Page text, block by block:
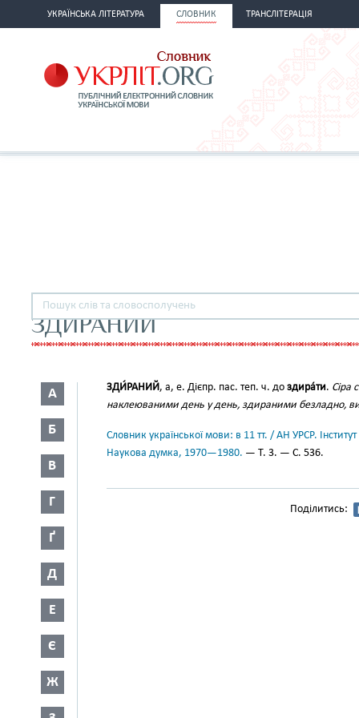
УКРАЇНСЬКА ЛІТЕРАТУРА СЛОВНИК ТРАНСЛІТЕРАЦІЯ
ЗДИРАНИЙ
А
Б
В
Г
Ґ
Д
Е
Є
Ж
ЗДИ́РАНИЙ, а, е. Дієпр. пас. теп. ч. до здира́ти. Сіра
наклеюваними день у день, здираними безладно,
Словник української мови: в 11 тт. / АН УРСР.
Наукова думка, 1970—1980. — Т. 3. — С. 536.
Поділитись: